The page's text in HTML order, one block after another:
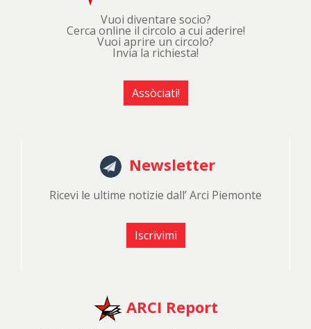
Vuoi diventare socio?
Cerca online il circolo a cui aderire!
Vuoi aprire un circolo?
Invia la richiesta!
Assòciati!
Newsletter
Ricevi le ultime notizie dall’ Arci Piemonte
Iscrivimi
ARCI Report